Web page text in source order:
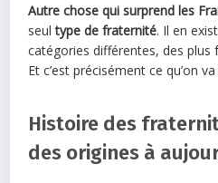
Autre chose qui surprend les
seultype de fraternité. Il en
catégories différentes, des plus
Et c’est précisément ce qu’on
Histoire des
des origines à